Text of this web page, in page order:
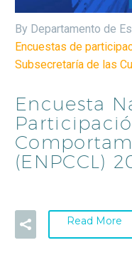
By Departamento de
Encuestas de
Subsecretaría de las
Encuesta
(ENPCCL)
Read More